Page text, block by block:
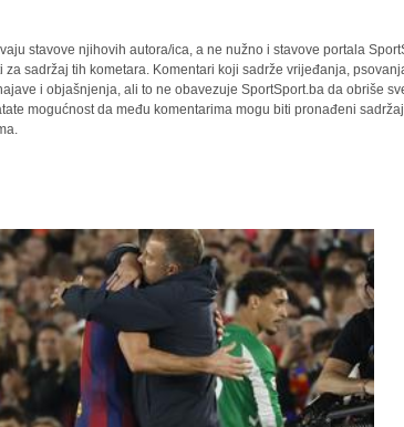
stavove njihovih autora/ica, a ne nužno i stavove portala
sadržaj tih kometara. Komentari koji sadrže vrijeđanja,
i objašnjenja, ali to ne obavezuje SportSport.ba da obriše
mogućnost da među komentarima mogu biti pronađeni